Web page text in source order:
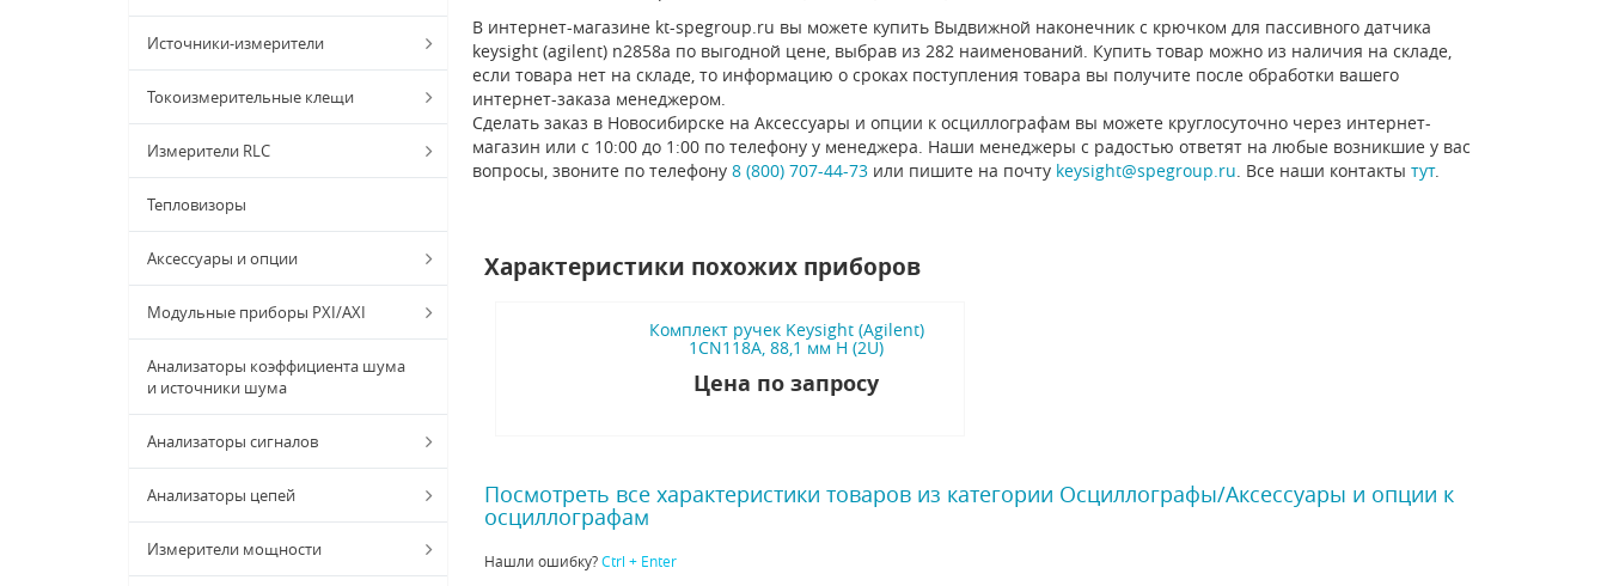
Источники-измерители
Токоизмерительные клещи
Измерители RLC
Тепловизоры
Аксессуары и опции
Модульные приборы PXI/AXI
Анализаторы коэффициента шума
и источники шума
Анализаторы сигналов
Анализаторы цепей
Измерители мощности
В интернет-магазине kt-spegroup.ru вы можете купить Выдвижной наконечник с крючком для пассивного датчика
keysight (agilent) n2858a по выгодной цене, выбрав из 282 наименований. Купить товар можно из наличия на складе,
если товара нет на складе, то информацию о сроках поступления товара вы получите после обработки вашего
интернет-заказа менеджером.
Сделать заказ в Новосибирске на Аксессуары и опции к осциллографам вы можете круглосуточно через интернет-
магазин или с 10:00 до 1:00 по телефону у менеджера. Наши менеджеры с радостью ответят на любые возникшие у вас
вопросы, звоните по телефону 8 (800) 707-44-73или пишите на почту keysight@spegroup.ru . Все наши контакты тут.
Характеристики похожих приборов
Комплект ручек Keysight (Agilent)
1CN118A, 88,1 мм H (2U)
Цена по запросу
Посмотреть все характеристики товаров из категории Осциллографы/Аксессуары и опции к
осциллографам
Нашли ошибку?Ctrl + Enter